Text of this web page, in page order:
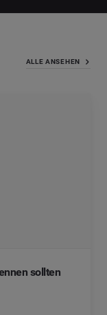
ALLE ANSEHEN
sollten